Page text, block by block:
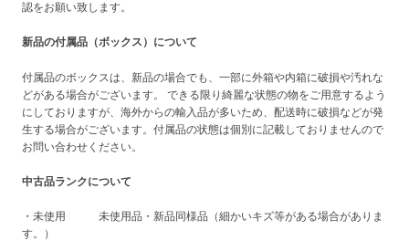
認をお願い致します。
新品の付属品（ボックス）について
付属品のボックスは、新品の場合でも、一部に外箱や内箱に破損や汚れな
どがある場合がございます。 できる限り綺麗な状態の物をご用意するよう
にしておりますが、海外からの輸入品が多いため、配送時に破損などが発
生する場合がございます。付属品の状態は個別に記載しておりませんので
お問い合わせください。
中古品ランクについて
・未使用 未使用品・新品同様品（細かいキズ等がある場合がありま
す。）